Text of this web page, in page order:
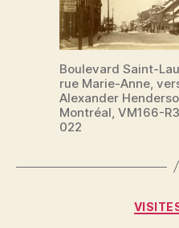
Boulevard Saint-
rue Marie-Anne,
Alexander
Montréal, VM166-
022